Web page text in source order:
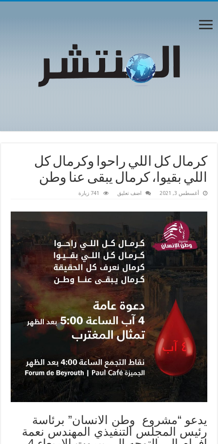
كرمال كل اللي راحوا وكرمال كل
اللي بقيوا، كرمال يبقى عنا وطن
أغسطس 3, 2021 اضف تعليق 741 زيارة
يدعو “مشروع وطن الانسان” برئاسة
رئيس المجلس التنفيذي المهندس نعمة